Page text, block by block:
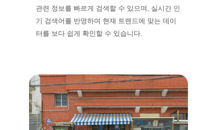
관련 정보를 빠르게 검색할 수 있으며, 실시간 인
기 검색어를 반영하여 현재 트렌드에 맞는 데이
터를 보다 쉽게 확인할 수 있습니다.